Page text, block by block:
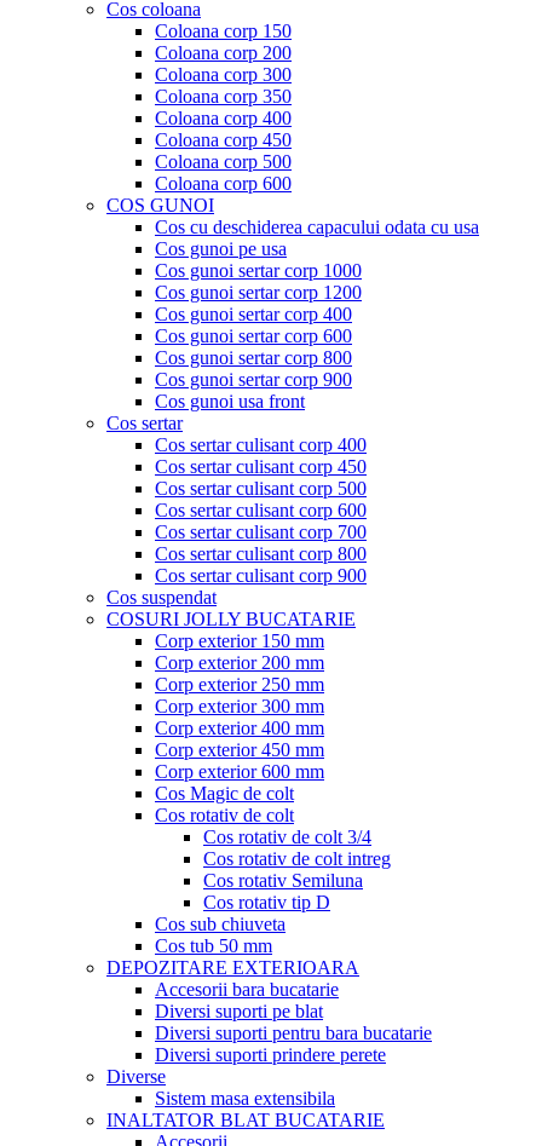
Cos coloana
Coloana corp 150
Coloana corp 200
Coloana corp 300
Coloana corp 350
Coloana corp 400
Coloana corp 450
Coloana corp 500
Coloana corp 600
COS GUNOI
Cos cu deschiderea capacului odata cu usa
Cos gunoi pe usa
Cos gunoi sertar corp 1000
Cos gunoi sertar corp 1200
Cos gunoi sertar corp 400
Cos gunoi sertar corp 600
Cos gunoi sertar corp 800
Cos gunoi sertar corp 900
Cos gunoi usa front
Cos sertar
Cos sertar culisant corp 400
Cos sertar culisant corp 450
Cos sertar culisant corp 500
Cos sertar culisant corp 600
Cos sertar culisant corp 700
Cos sertar culisant corp 800
Cos sertar culisant corp 900
Cos suspendat
COSURI JOLLY BUCATARIE
Corp exterior 150 mm
Corp exterior 200 mm
Corp exterior 250 mm
Corp exterior 300 mm
Corp exterior 400 mm
Corp exterior 450 mm
Corp exterior 600 mm
Cos Magic de colt
Cos rotativ de colt
Cos rotativ de colt 3/4
Cos rotativ de colt intreg
Cos rotativ Semiluna
Cos rotativ tip D
Cos sub chiuveta
Cos tub 50 mm
DEPOZITARE EXTERIOARA
Accesorii bara bucatarie
Diversi suporti pe blat
Diversi suporti pentru bara bucatarie
Diversi suporti prindere perete
Diverse
Sistem masa extensibila
INALTATOR BLAT BUCATARIE
Accesorii